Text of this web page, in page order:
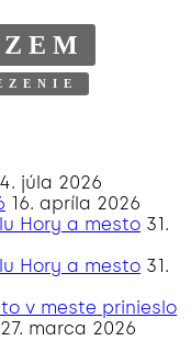
ZEM
júla 2026
16. apríla 2026
Hory a mesto 31.
Hory a mesto 31.
v meste prinieslo
27. marca 2026